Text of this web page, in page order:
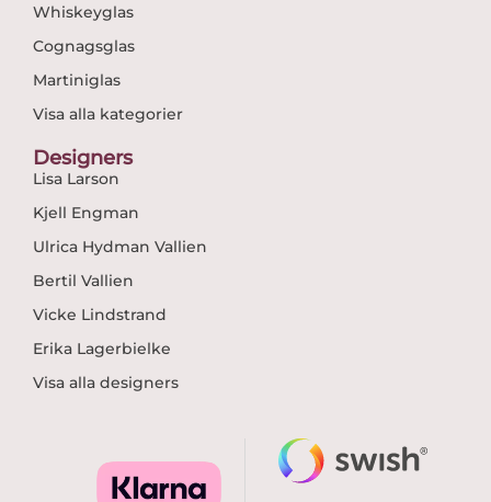
Whiskeyglas
Cognagsglas
Martiniglas
Visa alla kategorier
Designers
Lisa Larson
Kjell Engman
Ulrica Hydman Vallien
Bertil Vallien
Vicke Lindstrand
Erika Lagerbielke
Visa alla designers